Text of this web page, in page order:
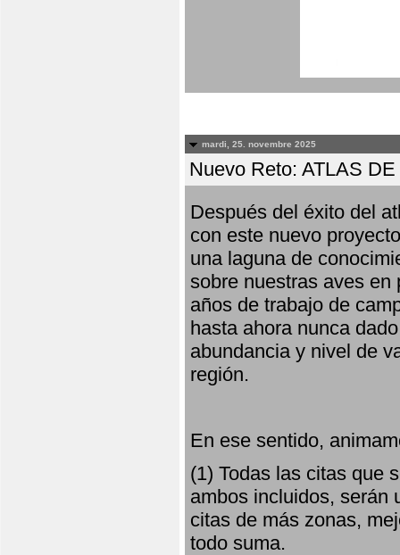
mardi, 25. novembre 2025
Nuevo Reto: ATLAS
Después del éxito del
con este nuevo
una laguna de
sobre nuestras aves en
años de trabajo de
hasta ahora nunca
abundancia y nivel de
región.
En ese sentido,
(1) Todas las citas que
ambos incluidos, serán
citas de más zonas,
todo suma.